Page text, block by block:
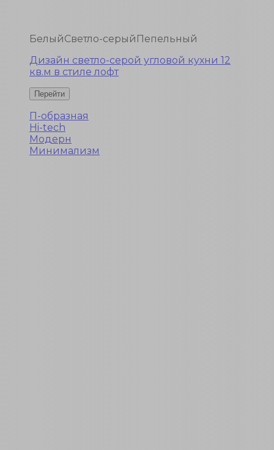
БелыйСветло-серый Пепельный
Дизайн светло-серой угловой кухни 12
кв.м в стиле лофт
П-образная
Hi-tech
Модерн
Минимализм